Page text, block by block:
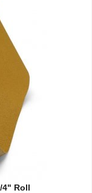
4" Roll